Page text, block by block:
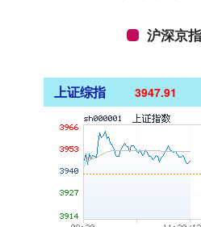
沪深京
上证综指 3947.91